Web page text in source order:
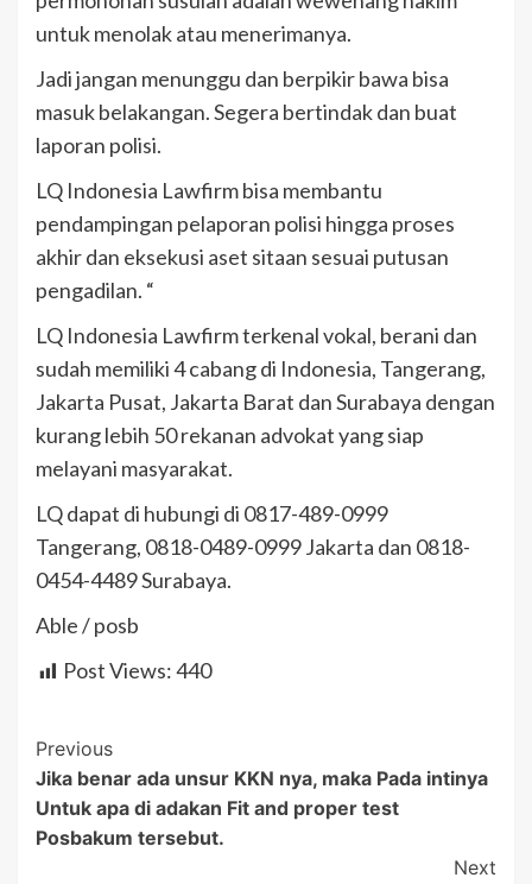
untuk menolak atau menerimanya.
Jadi jangan menunggu dan berpikir bawa bisa
masuk belakangan. Segera bertindak dan buat
laporan polisi.
LQ Indonesia Lawfirm bisa membantu
pendampingan pelaporan polisi hingga proses
akhir dan eksekusi aset sitaan sesuai putusan
pengadilan. “
LQ Indonesia Lawfirm terkenal vokal, berani dan
sudah memiliki 4 cabang di Indonesia, Tangerang,
Jakarta Pusat, Jakarta Barat dan Surabaya dengan
kurang lebih 50 rekanan advokat yang siap
melayani masyarakat.
LQ dapat di hubungi di 0817-489-0999
Tangerang, 0818-0489-0999 Jakarta dan 0818-
0454-4489 Surabaya.
Able / posb
Post Views:440
Post
Navigation
Previous
Jika benar ada unsur KKN nya, maka Pada intinya
Untuk apa di adakan Fit and proper test
Posbakum tersebut.
Next